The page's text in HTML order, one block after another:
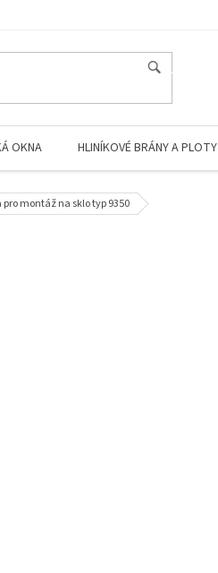
OKNA HLINÍKOVÉ BRÁNY A PLOTY
montáž na sklo typ 9350